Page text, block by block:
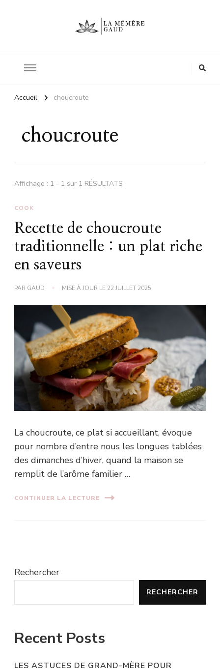
Accueil choucroute
choucroute
Affichage : 1 - 1 sur 1 RÉSULTATS
COOK
Recette de choucroute
traditionnelle : un plat riche
en saveurs
PAR GAUD MISE À JOUR LE 22 JUILLET 2025
La choucroute, ce plat si accueillant, évoque
pour nombre d’entre nous les longues tablées
des dimanches d’hiver, quand la maison se
remplit de l’arôme familier …
CONTINUER LA LECTURE
Rechercher
RECHERCHER
Recent Posts
LES ASTUCES DE GRAND-MÈRE POUR